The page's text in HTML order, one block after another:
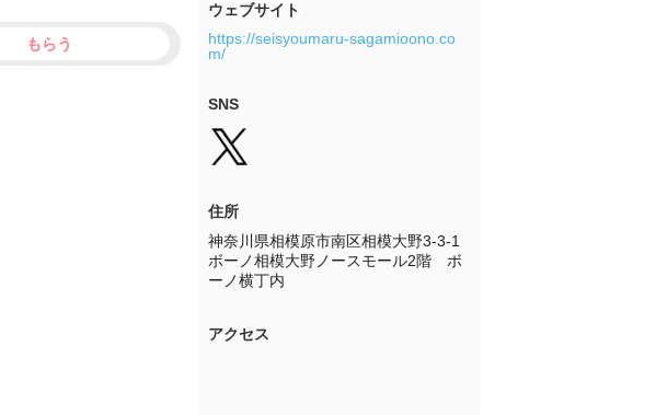
もらう
ウェブサイト
https://seisyoumaru-sagamioono.co
m/
SNS
住所
神奈川県相模原市南区相模大野3-3-1
ボーノ相模大野ノースモール2階　ボ
ーノ横丁内
アクセス